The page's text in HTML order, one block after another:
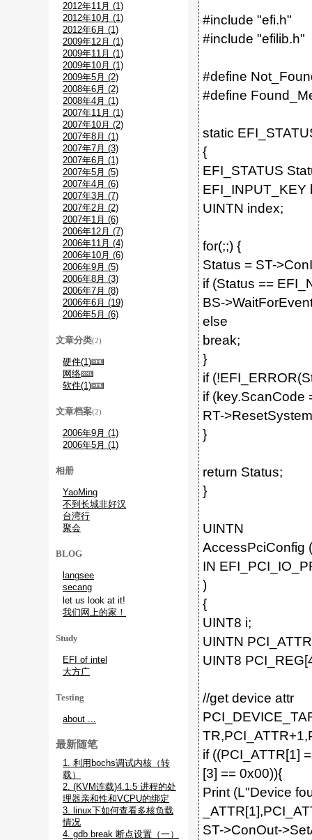
#include "efi.h"
#include "efilib.h"
#define
#define
static
{
EFI_STATUS
EFI_INPUT_KEY
UINTN index;
for(;;) {
Status = ST-
if (Status ==
BS-
else
break;
}
if
if (key.ScanCode
RT-
}
return Status;
}
UINTN
AccessPciConfig (
IN
)
{
UINT8 i;
UINTN
UINT8
//get device attr
if ((PCI_ATTR[1]
[3] == 0x00)){
Print (L"Device
ST->ConOut-
2012年11月 (1)
2012年10月 (1)
2012年6月 (1)
2009年12月 (1)
2009年11月 (1)
2009年10月 (1)
2009年5月 (2)
2008年6月 (2)
2008年4月 (1)
2007年11月 (1)
2007年10月 (2)
2007年8月 (1)
2007年7月 (3)
2007年6月 (1)
2007年5月 (5)
2007年4月 (6)
2007年3月 (7)
2007年2月 (2)
2007年1月 (6)
2006年12月 (7)
2006年11月 (4)
2006年10月 (6)
2006年9月 (5)
2006年8月 (3)
2006年7月 (8)
2006年6月 (19)
2006年5月 (6)
文章分类(2)
硬件(1)
网络
软件(1)
文章档案(2)
2006年9月 (1)
2006年5月 (1)
相册
YaoMing
不到长城非好汉
台湾行
聚会
BLOG
langsee
secang
let us look at it!
我们网上的家！
Study
EFI of intel
大方广
Testing
about ...
最新随笔
1. 利用bochs调试内核（转
载）
2. (KVM连载)4.1.5 进程的处
理器亲和性和VCPU的绑定
3. linux下如何查看多核负载
情况
4. gdb break 断点设置（一）